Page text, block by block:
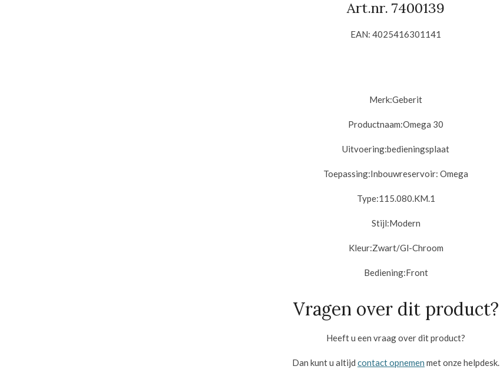
Art.nr. 7400139
EAN: 4025416301141
Merk:Geberit
Productnaam:Omega 30
Uitvoering:bedieningsplaat
Toepassing:Inbouwreservoir: Omega
Type:115.080.KM.1
Stijl:Modern
Kleur:Zwart/Gl-Chroom
Bediening:Front
Vragen over dit product?
Heeft u een vraag over dit product?
Dan kunt u altijd contact opnemen met onze helpdesk.